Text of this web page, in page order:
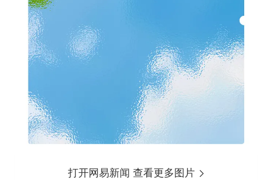
打开网易新闻 查看更多图片